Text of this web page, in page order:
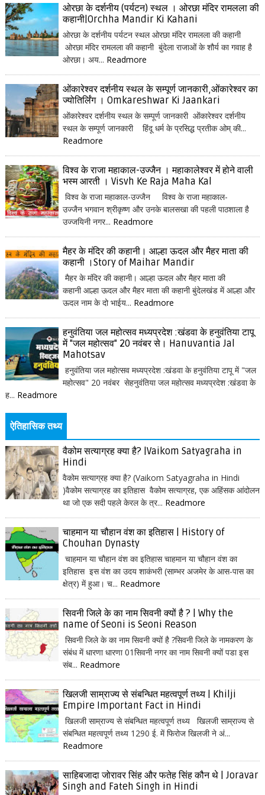
ओरछा के दर्शनीय (पर्यटन) स्थल । ओरछा मंदिर रामलला की
कहानी|Orchha Mandir Ki Kahani
ओरछा के दर्शनीय पर्यटन स्थल ओरछा मंदिर रामलला की कहानी
ओरछा मंदिर रामलला की कहानी बुंदेला राजाओं के शौर्य का गवाह है
ओरछा। अय... Readmore
ओंकारेश्वर दर्शनीय स्थल के सम्पूर्ण जानकारी,ओंकारेश्वर का
ज्योतिर्लिंग । Omkareshwar Ki Jaankari
ओंकारेश्वर दर्शनीय स्थल के सम्पूर्ण जानकारी ओंकारेश्वर दर्शनीय
स्थल के सम्पूर्ण जानकारी हिंदू धर्म के प्रसिद्ध प्रतीक ओम् की...
Readmore
विश्व के राजा महाकाल-उज्जैन । महाकालेश्वर में होने वाली
भस्म आरती । Visvh Ke Raja Maha Kal
विश्व के राजा महाकाल-उज्जैन विश्व के राजा महाकाल-
उज्जैन भगवान श्रीकृष्ण और उनके बालसखा की पहली पाठशाला है
उज्जयिनी नगर... Readmore
मैहर के मंदिर की कहानी। आल्हा ऊदल और मैहर माता की
कहानी ।Story of Maihar Mandir
मैहर के मंदिर की कहानी। आल्हा ऊदल और मैहर माता की
कहानी आल्हा ऊदल और मैहर माता की कहानी बुंदेलखंड में आल्हा और
ऊदल नाम के दो भाईय... Readmore
हनुवंतिया जल महोत्सव मध्यप्रदेश :खंडवा के हनुवंतिया टापू
में "जल महोत्सव" 20 नवंबर से। Hanuvantia Jal
Mahotsav
हनुवंतिया जल महोत्सव मध्यप्रदेश :खंडवा के हनुवंतिया टापू में "जल
महोत्सव" 20 नवंबर सेहनुवंतिया जल महोत्सव मध्यप्रदेश :खंडवा के
ह... Readmore
ऐतिहासिक तथ्य
वैकोम सत्याग्रह क्या है? |Vaikom Satyagraha in
Hindi
वैकोम सत्याग्रह क्या है? (Vaikom Satyagraha in Hindi
)वैकोम सत्याग्रह का इतिहास वैकोम सत्याग्रह, एक अहिंसक आंदोलन
था जो एक सदी पहले केरल के त्र... Readmore
चाहमान या चौहान वंश का इतिहास | History of
Chouhan Dynasty
चाहमान या चौहान वंश का इतिहास चाहमान या चौहान वंश का
इतिहास इस वंश का उदय शाकंभरी (साम्भर अजमेर के आस-पास का
क्षेत्र) में हुआ। च... Readmore
सिवनी जिले के का नाम सिवनी क्यों है ? | Why the
name of Seoni is Seoni Reason
सिवनी जिले के का नाम सिवनी क्यों है ?सिवनी जिले के नामकरण के
संबंध में धारणा धारणा 01सिवनी नगर का नाम सिवनी क्यों पडा इस
संब... Readmore
खिलजी साम्राज्य से संबन्धित महत्वपूर्ण तथ्य | Khilji
Empire Important Fact in Hindi
खिलजी साम्राज्य से संबन्धित महत्वपूर्ण तथ्य खिलजी साम्राज्य से
संबन्धित महत्वपूर्ण तथ्य 1290 ई. में फिरोज खिलजी ने अं...
Readmore
साहिबजादा जोरावर सिंह और फतेह सिंह कौन थे | Joravar
Singh and Fateh Singh in Hindi